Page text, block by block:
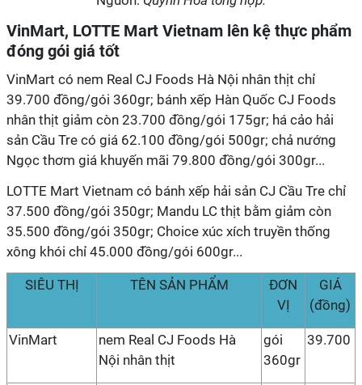
VinMart, LOTTE Mart Vietnam lên kệ thực phẩm
đóng gói giá tốt
VinMart có nem Real CJ Foods Hà Nội nhân thịt chỉ
39.700 đồng/gói 360gr; bánh xếp Hàn Quốc CJ Foods
nhân thịt giảm còn 23.700 đồng/gói 175gr; há cảo hải
sản Cầu Tre có giá 62.100 đồng/gói 500gr; chả nướng
Ngọc thơm giá khuyến mãi 79.800 đồng/gói 300gr...
LOTTE Mart Vietnam có bánh xếp hải sản CJ Cầu Tre chỉ
37.500 đồng/gói 350gr; Mandu LC thịt bằm giảm còn
35.500 đồng/gói 350gr; Choice xúc xích truyền thống
xông khói chỉ 45.000 đồng/gói 600gr...
SIÊU THỊ TÊN SẢN PHẨM
ĐƠN
VỊ
GIÁ
(đồng)
VinMart
nem Real CJ Foods Hà
Nội nhân thịt
gói
360gr
39.700